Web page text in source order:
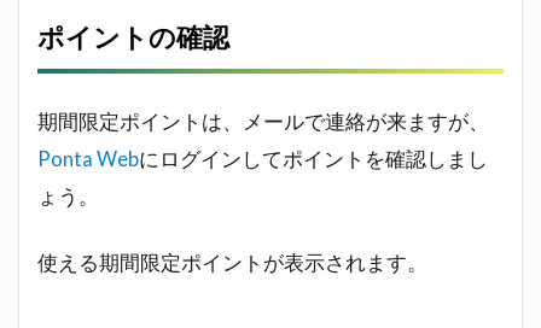
auと
携し
てみ
た
する
ポイントの確認
期間限定ポイントは、メールで連絡が来ますが、
Ponta Webにログインしてポイントを確認しまし
ょう。
使える期間限定ポイントが表示されます。